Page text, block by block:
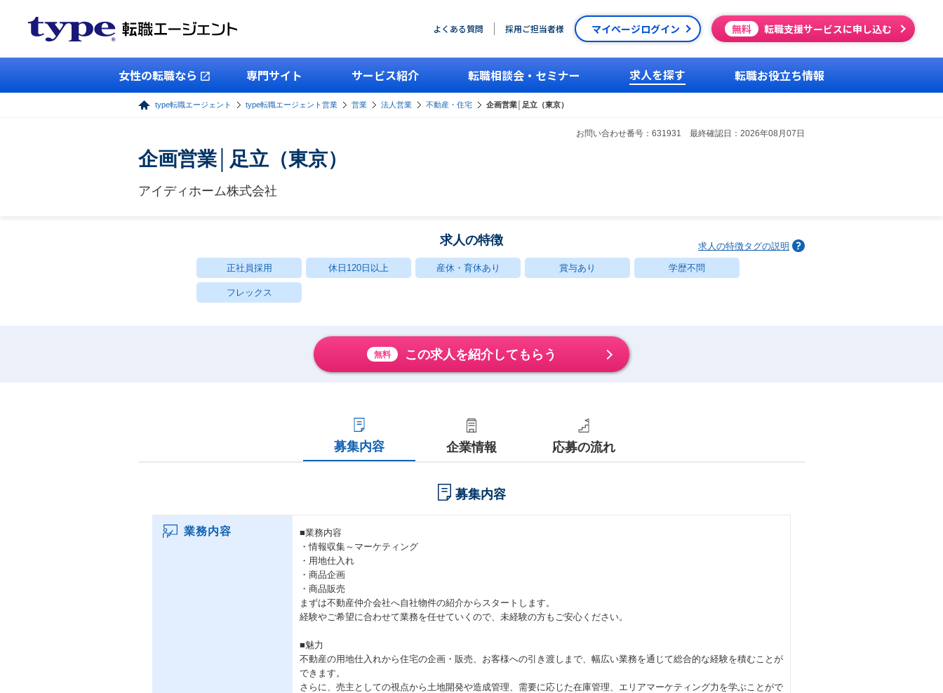
よくある質問 採用ご担当者様 マイページログイン 無料 転職支援サービスに申し込む
女性の転職なら 専門サイト サービス紹介 転職相談会・セミナー 求人を探す 転職お役立ち情報
type転職エージェント type転職エージェント営業 営業 法人営業 不動産・住宅 企画営業│足立（東京）
お問い合わせ番号：631931 最終確認日：2026年08月07日
企画営業│足立（東京）
アイディホーム株式会社
求人の特徴 求人の特徴タグの説明
正社員採用 休日120日以上 産休・育休あり 賞与あり 学歴不問
フレックス
無料 この求人を紹介してもらう
募集内容 企業情報 応募の流れ
募集内容
業務内容
■業務内容
・情報収集～マーケティング
・用地仕入れ
・商品企画
・商品販売
まずは不動産仲介会社へ自社物件の紹介からスタートします。
経験やご希望に合わせて業務を任せていくので、未経験の方もご安心ください。
■魅力
不動産の用地仕入れから住宅の企画・販売、お客様への引き渡しまで、幅広い業務を通じて総合的な経験を積むことが
できます。
さらに、売主としての視点から土地開発や造成管理、需要に応じた在庫管理、エリアマーケティング力を学ぶことがで